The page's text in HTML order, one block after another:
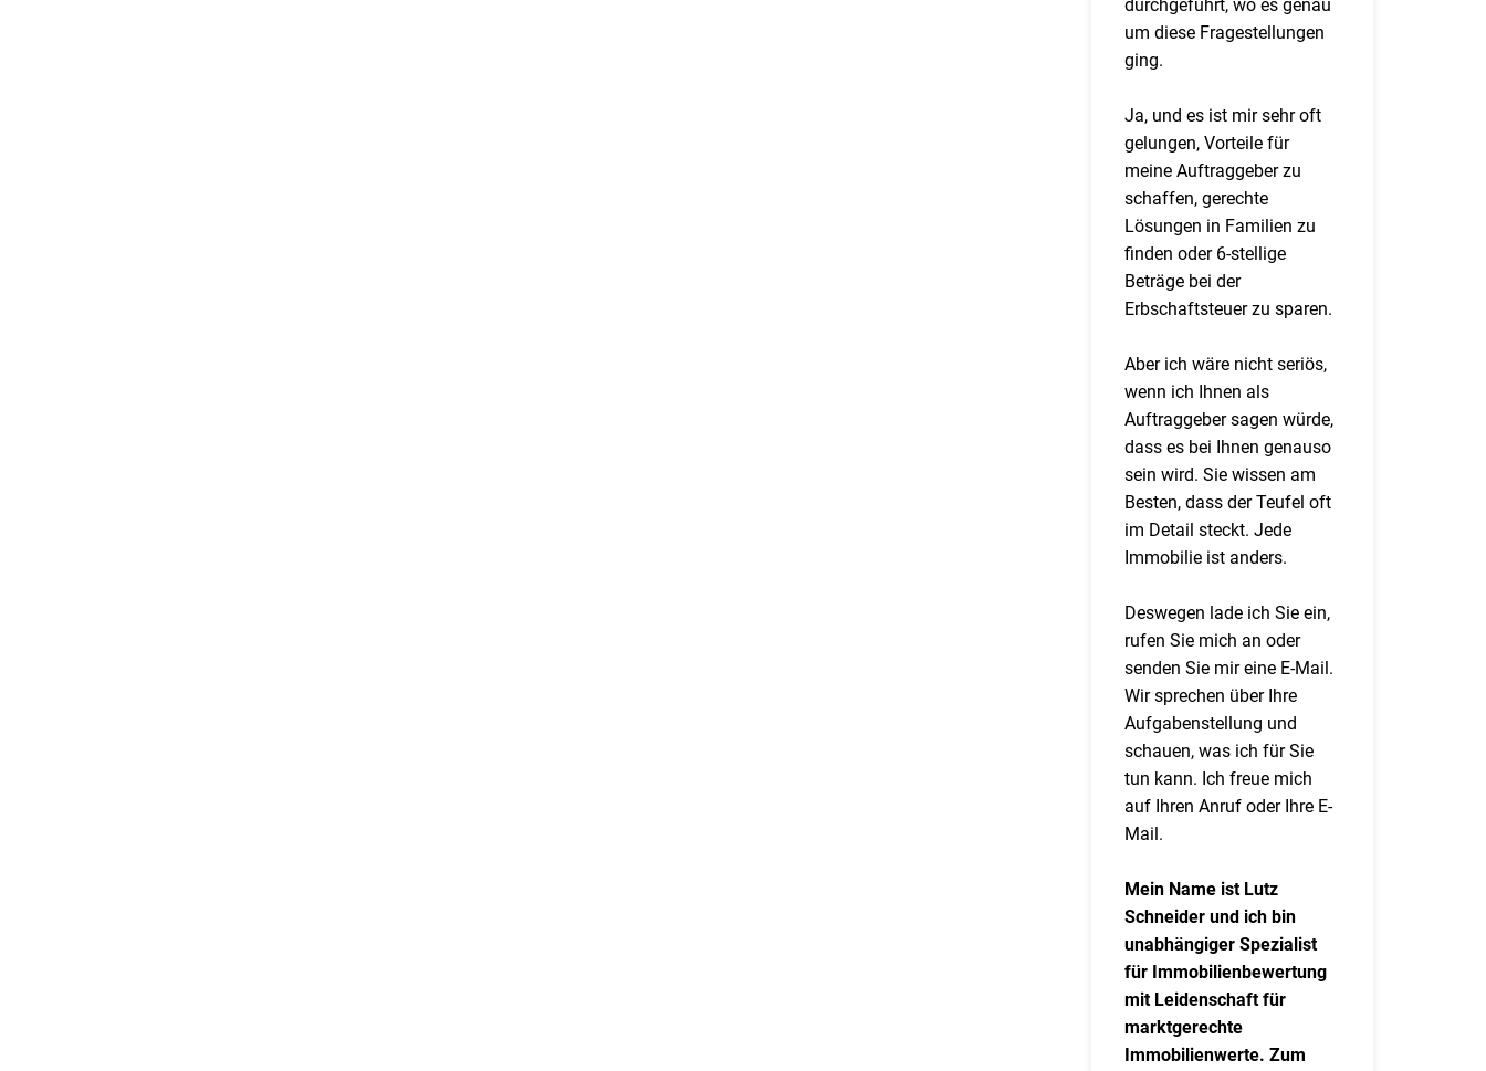
durchgeführt, wo es genau
um diese Fragestellungen
ging.
Ja, und es ist mir sehr oft
gelungen, Vorteile für
meine Auftraggeber zu
schaffen, gerechte
Lösungen in Familien zu
finden oder 6-stellige
Beträge bei der
Erbschaftsteuer zu sparen.
Aber ich wäre nicht seriös,
wenn ich Ihnen als
Auftraggeber sagen würde,
dass es bei Ihnen genauso
sein wird. Sie wissen am
Besten, dass der Teufel oft
im Detail steckt. Jede
Immobilie ist anders.
Deswegen lade ich Sie ein,
rufen Sie mich an oder
senden Sie mir eine E-Mail.
Wir sprechen über Ihre
Aufgabenstellung und
schauen, was ich für Sie
tun kann. Ich freue mich
auf Ihren Anruf oder Ihre E-
Mail.
Mein Name ist Lutz
Schneider und ich bin
unabhängiger Spezialist
für Immobilienbewertung
mit Leidenschaft für
marktgerechte
Immobilienwerte. Zum